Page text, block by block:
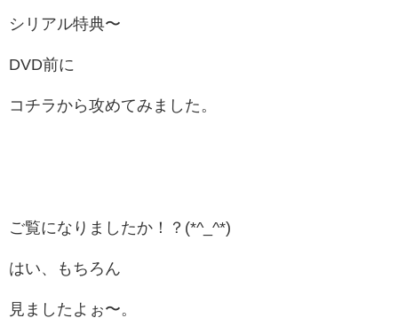
シリアル特典〜
DVD前に
コチラから攻めてみました。
ご覧になりましたか！？(*^_^*)
はい、もちろん
見ましたよぉ〜。